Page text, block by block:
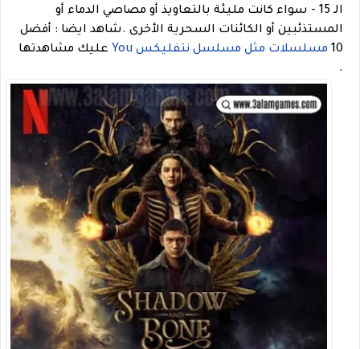
الـ 15 - سواء كانت مليئة بالتعاويذ أو مصاصي الدماء أو
المستذئبين أو الكائنات السحرية الأخرى .شاهد ايضا : أفضل
10 مسلسلات مثل مسلسل نتفليكس You
عليك مشاهدتها
.